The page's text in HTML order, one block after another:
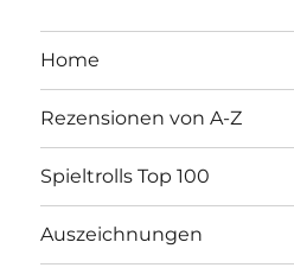
Home
Rezensionen von A-Z
Spieltrolls Top 100
Auszeichnungen